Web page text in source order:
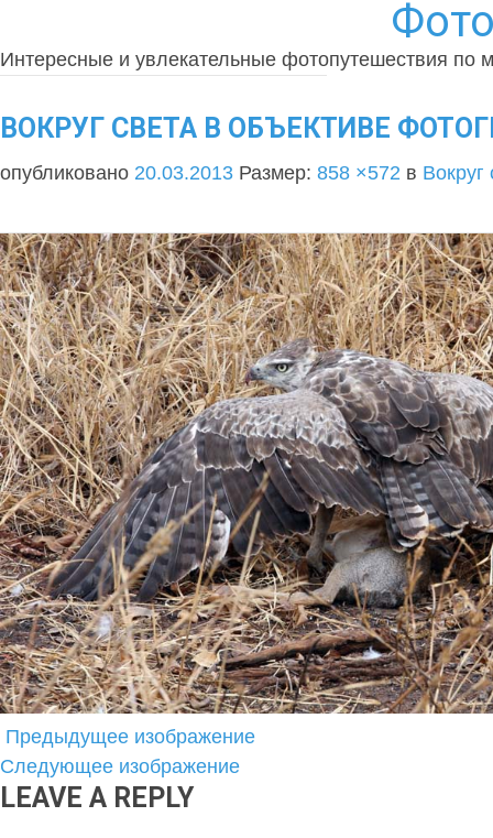
Интересные и увлекательные фотопутешествия по
ВОКРУГ СВЕТА В ОБЪЕКТИВЕ
опубликовано 20.03.2013 Размер: 858 ×572 в Вокруг
Предыдущее изображение
Следующее изображение
LEAVE A REPLY